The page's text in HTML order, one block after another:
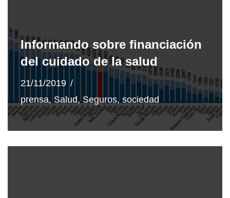
Informando sobre financiación
del cuidado de la salud
21/11/2019
prensa,Salud, Seguros, sociedad